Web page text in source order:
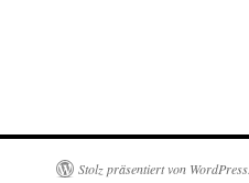
Stolz präsentiert von WordPress.